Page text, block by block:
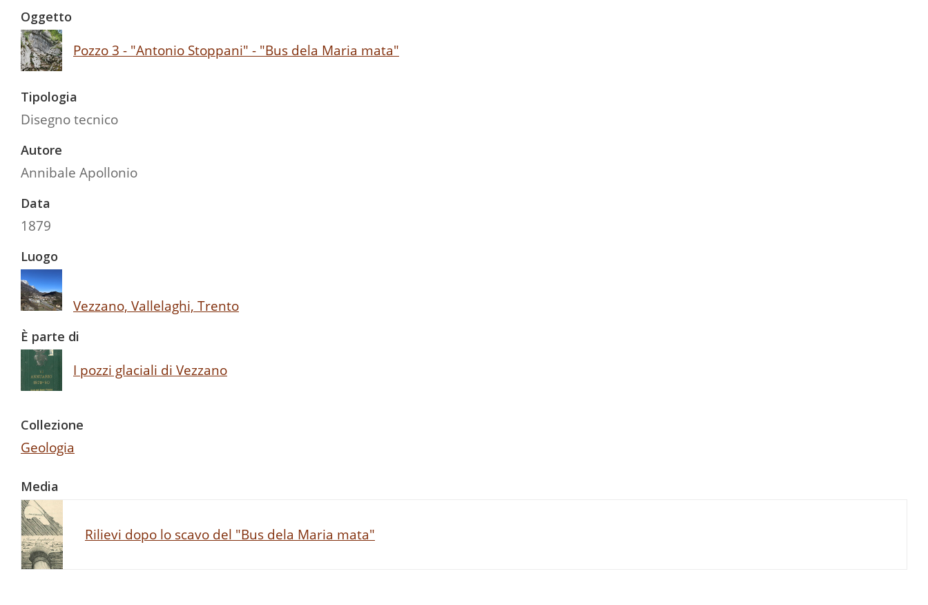
Oggetto
Pozzo 3 - "Antonio Stoppani" - "Bus dela Maria mata"
Tipologia
Disegno tecnico
Autore
Annibale Apollonio
Data
1879
Luogo
Vezzano, Vallelaghi, Trento
È parte di
I pozzi glaciali di Vezzano
Collezione
Geologia
Media
Rilievi dopo lo scavo del "Bus dela Maria mata"